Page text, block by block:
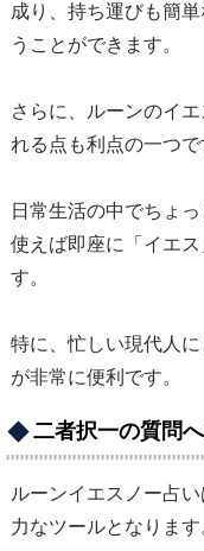
成り、持ち運びも簡
うことができます。
さらに、ルーンのイ
れる点も利点の一つで
日常生活の中でちょ
使えば即座に「イエ
す。
特に、忙しい現代人
が非常に便利です。
二者択一の質問
ルーンイエスノー占
力なツールとなります